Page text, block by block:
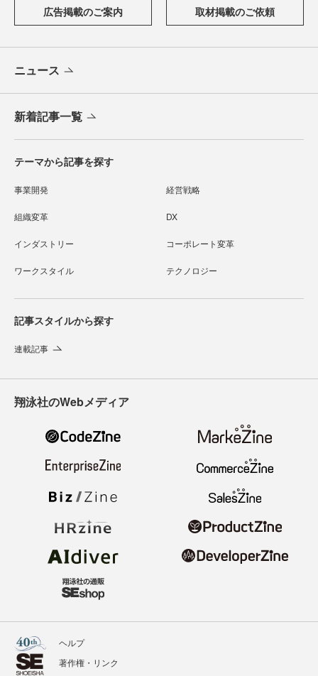
広告掲載のご案内 取材掲載のご依頼
ニュース
新着記事一覧
テーマから記事を探す
事業開発 経営戦略
組織変革 DX
インダストリー コーポレート変革
ワークスタイル テクノロジー
記事スタイルから探す
連載記事
翔泳社のWebメディア
ヘルプ
著作権・リンク